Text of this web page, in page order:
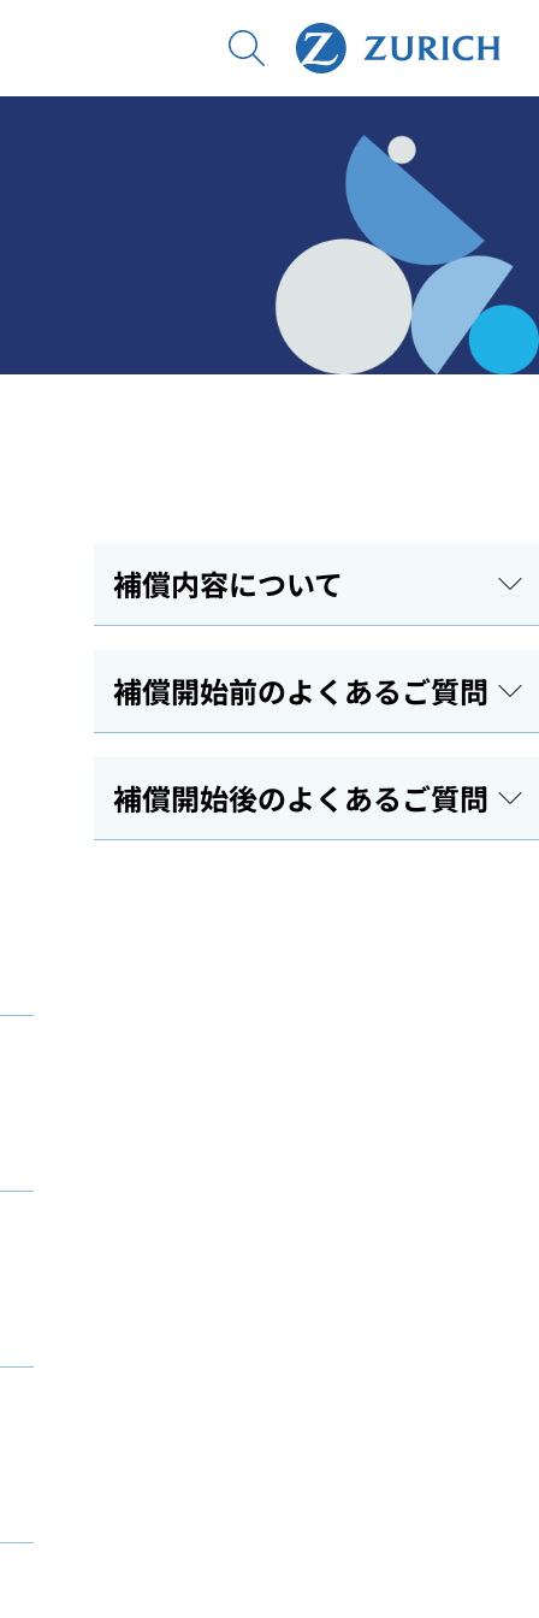
補償内容について
補償開始前のよくあるご質問
補償開始後のよくあるご質問